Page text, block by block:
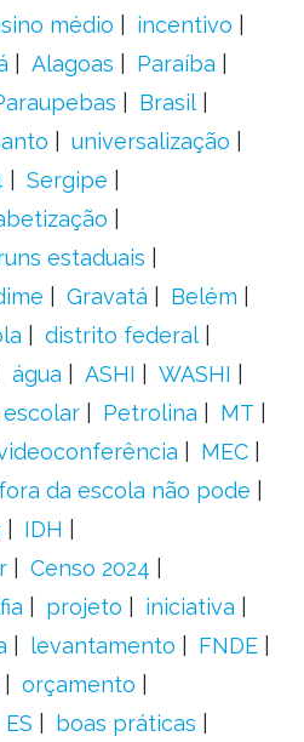
médio
incentivo
Alagoas
Paraíba
Brasil
universalização
Sergipe
estaduais
Gravatá
Belém
distrito federal
água ASHI
WASHI
Petrolina
MT
MEC
fora da escola não pode
IDH
Censo 2024
projeto
iniciativa
levantamento
FNDE
orçamento
ES
boas práticas